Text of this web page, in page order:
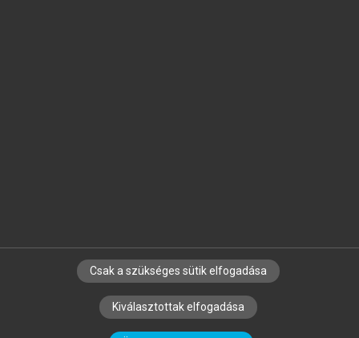
SZERZŐKNEK CÉGEKNEK KÖNYVTÁROSOKNAK
SZERKESZTÉSI ÉS LEKTORÁLÁSI ALAPELVEK
Csak a szükséges sütik elfogadása
Kiválasztottak elfogadása